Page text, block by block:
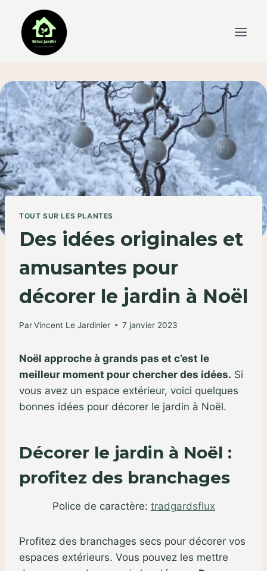
content
TOUT SUR LES PLANTES
Des idées originales et
amusantes pour
décorer le jardin à Noël
ParVincent Le Jardinier 7 janvier 2023
Noël approche à grands pas et c’est le
meilleur moment pour chercher des idées. Si
vous avez un espace extérieur, voici quelques
bonnes idées pour décorer le jardin à Noël.
Décorer le jardin à Noël :
profitez des branchages
Police de caractère: tradgardsflux
Profitez des branchages secs pour décorer vos
espaces extérieurs. Vous pouvez les mettre